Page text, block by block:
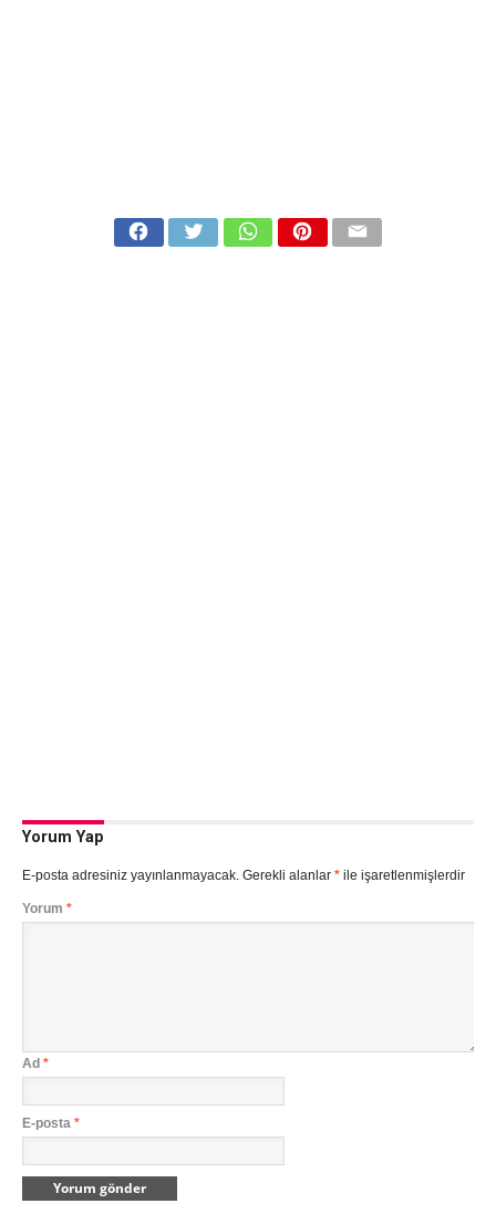
Yorum Yap
E-posta adresiniz yayınlanmayacak. Gerekli alanlar *ile işaretlenmişlerdir
Yorum *
Ad *
E-posta *